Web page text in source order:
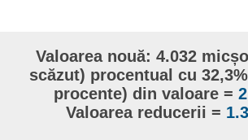
Valoarea nouă: 4.032
scăzut) procentual cu
procente) din valoare =
Valoarea reducerii =